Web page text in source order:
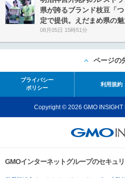
県が誇るブランド枝豆「
定で提供。えだまめ県の
08月05日 15時51分
ページの
プライバシー
ポリシー
利用規約
Copyright © 2026 GMO INSIGHT
GMOインターネットグループのセキュ